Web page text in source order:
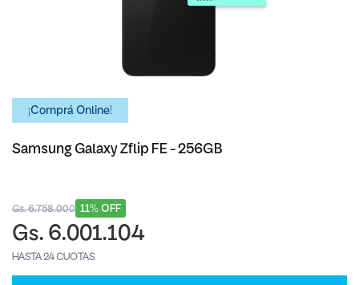
¡Comprá Online!
Samsung Galaxy Zflip FE - 256GB
11% OFF
Gs. 6.758.000
Gs. 6.001.104
HASTA 24 CUOTAS